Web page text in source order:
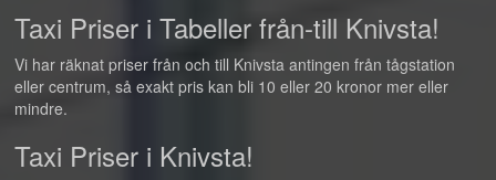
Taxi Priser i Tabeller från-till Knivsta!
Vi har räknat priser från och till Knivsta antingen från tågstation
eller centrum, så exakt pris kan bli 10 eller 20 kronor mer eller
mindre.
Taxi Priser i Knivsta!